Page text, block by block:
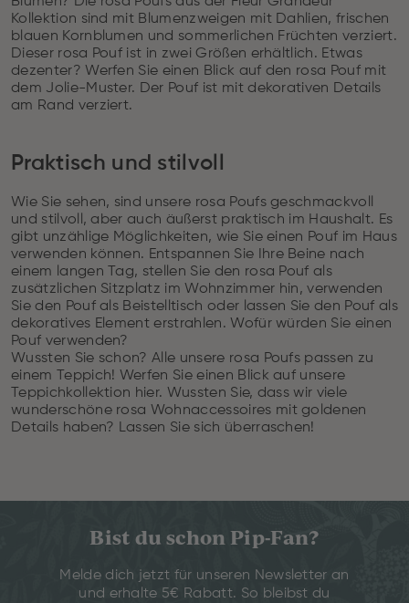
Kollektion sind mit Blumenzweigen mit Dahlien, frischen
blauen Kornblumen und sommerlichen Früchten verziert.
Dieser rosa Pouf ist in zwei Größen erhältlich. Etwas
dezenter? Werfen Sie einen Blick auf den rosa Pouf mit
dem Jolie-Muster. Der Pouf ist mit dekorativen Details
am Rand verziert.
Praktisch und stilvoll
Wie Sie sehen, sind unsere rosa Poufs geschmackvoll
und stilvoll, aber auch äußerst praktisch im Haushalt. Es
gibt unzählige Möglichkeiten, wie Sie einen Pouf im Haus
verwenden können. Entspannen Sie Ihre Beine nach
einem langen Tag, stellen Sie den rosa Pouf als
zusätzlichen Sitzplatz im Wohnzimmer hin, verwenden
Sie den Pouf als Beistelltisch oder lassen Sie den Pouf als
dekoratives Element erstrahlen. Wofür würden Sie einen
Pouf verwenden?
Wussten Sie schon? Alle unsere rosa Poufs passen zu
einem Teppich! Werfen Sie einen Blick auf unsere
Teppichkollektion hier. Wussten Sie, dass wir viele
wunderschöne rosa Wohnaccessoires mit goldenen
Details haben? Lassen Sie sich überraschen!
Bist du schon Pip-Fan?
Melde dich jetzt für unseren Newsletter an
und erhalte 5€ Rabatt. So bleibst du